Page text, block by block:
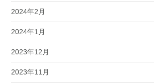
2024年2月
2024年1月
2023年12月
2023年11月